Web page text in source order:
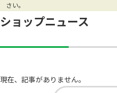
さい。
ショップニュース
現在、記事がありません。